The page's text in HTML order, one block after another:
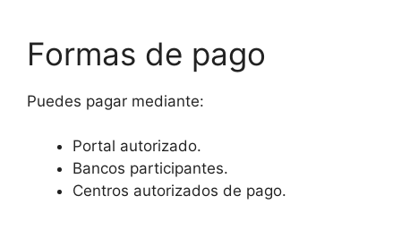
Formas de pago
Puedes pagar mediante:
Portal autorizado.
Bancos participantes.
Centros autorizados de pago.